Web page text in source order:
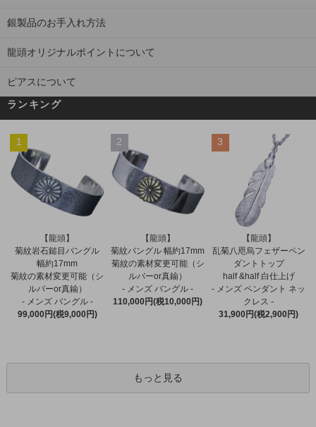
銀製品のお手入れ方法
龍頭オリジナルポイントについて
ピアスについて
ランキング
1
【龍頭】
菊紋岩石鎚目バングル
幅約17mm
菊紋の素材変更可能（シ
ルバーor真鍮）
- メンズ バングル -
99,000円(税9,000円)
2
【龍頭】
菊紋バングル 幅約17mm
菊紋の素材変更可能（シ
ルバーor真鍮）
- メンズ バングル -
110,000円(税10,000円)
3
【龍頭】
乱菊八咫烏フェザーペン
ダントトップ
half &half 白仕上げ
- メンズ ペンダント ネッ
クレス -
31,900円(税2,900円)
もっと見る